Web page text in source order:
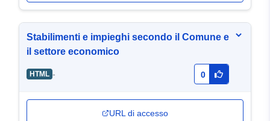
Stabilimenti e impieghi secondo il Comune e
il settore economico
HTML - 0
URL di accesso